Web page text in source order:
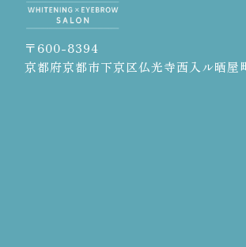
〒600-8394
京都府京都市下京区仏光寺西入ル晒屋